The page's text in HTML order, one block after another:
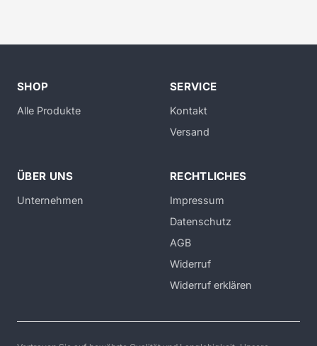
SHOP
Alle Produkte
SERVICE
Kontakt
Versand
ÜBER UNS
Unternehmen
RECHTLICHES
Impressum
Datenschutz
AGB
Widerruf
Widerruf erklären